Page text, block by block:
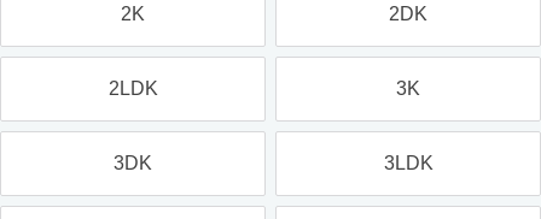
2K 2DK
2LDK 3K
3DK 3LDK